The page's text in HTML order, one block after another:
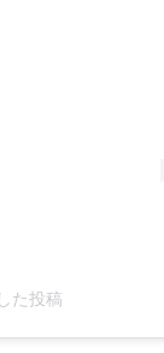
た投稿